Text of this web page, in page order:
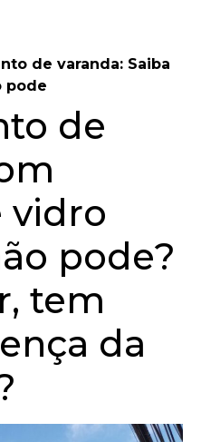
de varanda: Saiba
pode
de
vidro
pode?
tem
da